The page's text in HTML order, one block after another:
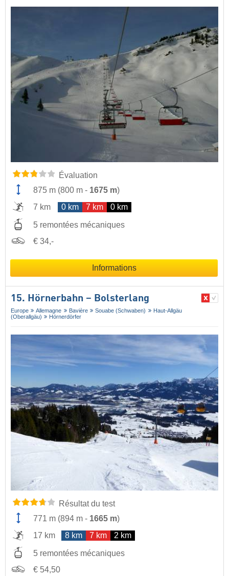
Évaluation
875 m (800 m - 1675 m)
7 km
0 km 7 km 0 km
5 remontées mécaniques
€ 34,-
Informations
15. Hörnerbahn – Bolsterlang
Europe Allemagne Bavière Souabe (Schwaben)
Haut-Allgäu
(Oberallgäu)
Hörnerdörfer
Résultat du test
771 m (894 m - 1665 m)
17 km
8 km 7 km 2 km
5 remontées mécaniques
€ 54,50